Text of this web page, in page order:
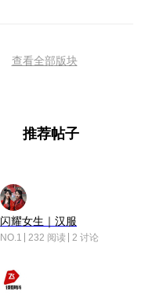
查看全部版块
推荐帖子
闪耀女生｜汉服
NO.1 232 阅读 2 讨论